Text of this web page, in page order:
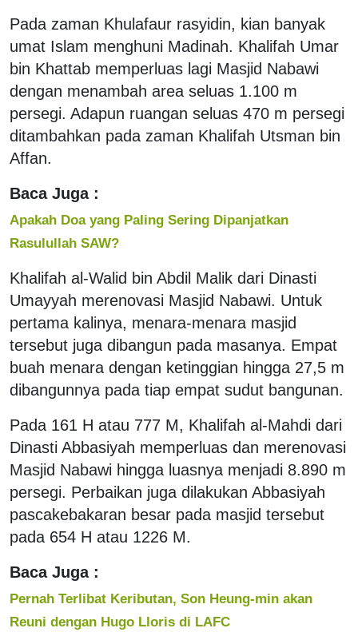
Pada zaman Khulafaur rasyidin, kian banyak
umat Islam menghuni Madinah. Khalifah Umar
bin Khattab memperluas lagi Masjid Nabawi
dengan menambah area seluas 1.100 m
persegi. Adapun ruangan seluas 470 m persegi
ditambahkan pada zaman Khalifah Utsman bin
Affan.
Baca Juga :
Apakah Doa yang Paling Sering Dipanjatkan
Rasulullah SAW?
Khalifah al-Walid bin Abdil Malik dari Dinasti
Umayyah merenovasi Masjid Nabawi. Untuk
pertama kalinya, menara-menara masjid
tersebut juga dibangun pada masanya. Empat
buah menara dengan ketinggian hingga 27,5 m
dibangunnya pada tiap empat sudut bangunan.
Pada 161 H atau 777 M, Khalifah al-Mahdi dari
Dinasti Abbasiyah memperluas dan merenovasi
Masjid Nabawi hingga luasnya menjadi 8.890 m
persegi. Perbaikan juga dilakukan Abbasiyah
pascakebakaran besar pada masjid tersebut
pada 654 H atau 1226 M.
Baca Juga :
Pernah Terlibat Keributan, Son Heung-min akan
Reuni dengan Hugo Lloris di LAFC